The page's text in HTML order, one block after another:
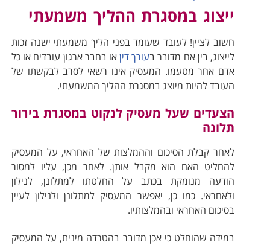
ייצוג במסגרת ההליך משמעתי
חשוב לציין! לעובד שעומד בפני הליך משמעתי ישנה זכות
לייצוג, בין אם מדובר בעורך דיןאו בחבר ארגון עובדים או כל
אדם אחר מטעמו. המעסיק אינו רשאי לסרב לבקשתו של
העובד להיות מיוצג במסגרת ההליך המשמעתי.
הצעדים שעל מעסיק לנקוט במסגרת בירור
תלונה
לאחר קבלת הסיכום וההמלצות של האחראי, על המעסיק
להחליט האם הוא מקבל אותן. לאחר מכן, עליו למסור
הודעה מנומקת בכתב על החלטתו למתלונן, לנילון
ולאחראי. כמו כן, יאפשר המעסיק למתלונן ולנילון לעיין
בסיכום האחראי ובהמלצותיו.
במידה שהוחלט כי אכן מדובר בהטרדה מינית, על המעסיק